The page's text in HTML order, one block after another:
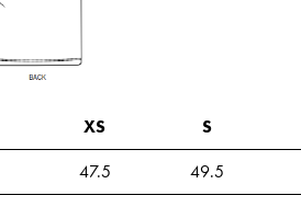
XS S
47.5 49.5